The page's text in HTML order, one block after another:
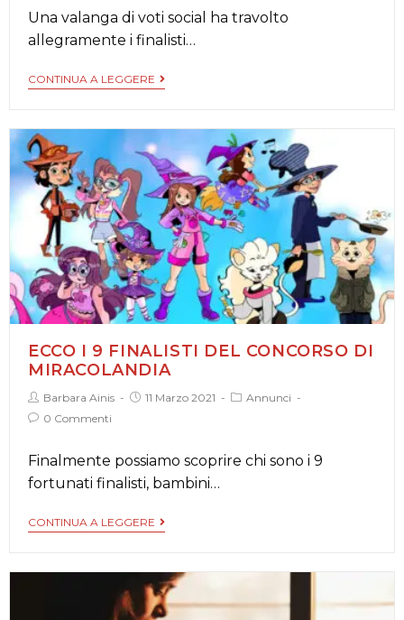
Una valanga di voti social ha travolto
allegramente i finalisti…
CONTINUA A LEGGERE
ECCO I 9 FINALISTI DEL CONCORSO DI
MIRACOLANDIA
Barbara Ainis 11 Marzo 2021
Annunci
0 Commenti
Finalmente possiamo scoprire chi sono i 9
fortunati finalisti, bambini…
CONTINUA A LEGGERE